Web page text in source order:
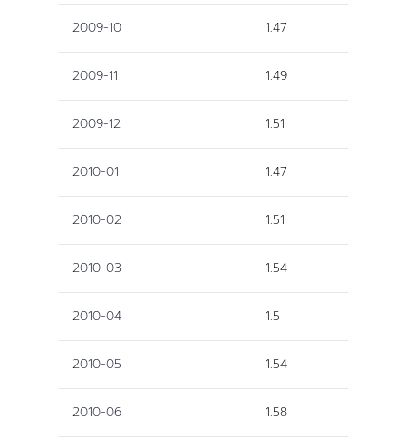
2009-10 1.47
2009-11 1.49
2009-12 1.51
2010-01 1.47
2010-02 1.51
2010-03 1.54
2010-04 1.5
2010-05 1.54
2010-06 1.58